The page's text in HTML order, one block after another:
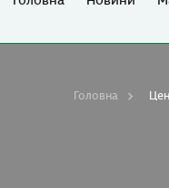
Головна